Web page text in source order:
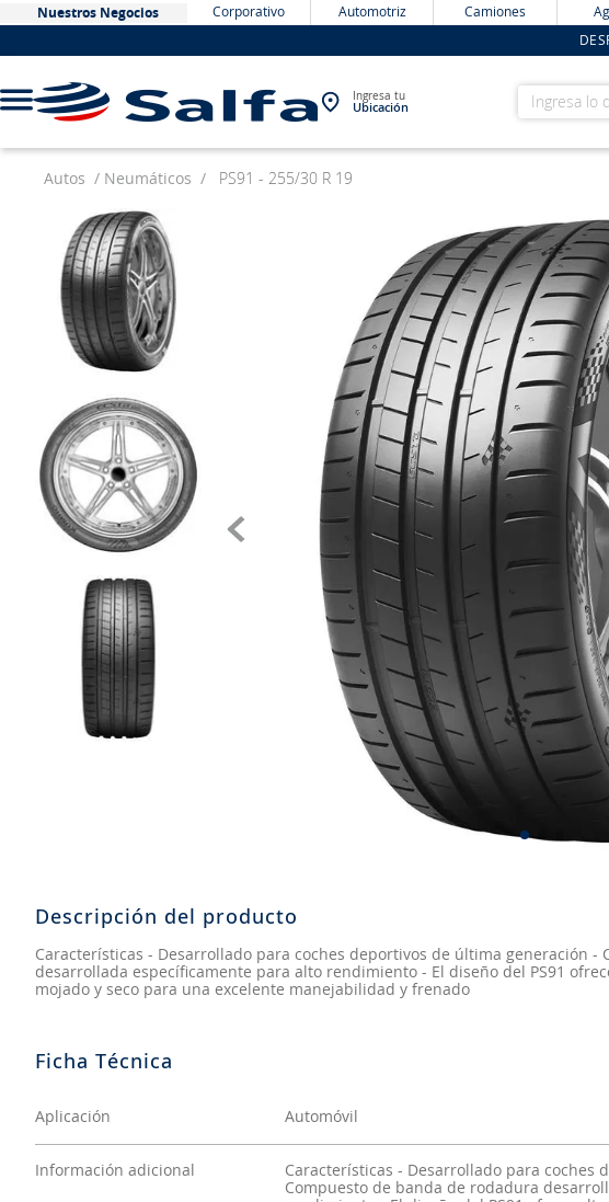
Nuestros Negocios Corporativo Automotriz Camiones
Ingresa tu
Ubicación
Ingresa lo
Autos Neumáticos PS91 - 255/30 R 19
Descripción del producto
Características - Desarrollado para coches deportivos de última generación -
desarrollada específicamente para alto rendimiento - El diseño del PS91
mojado y seco para una excelente manejabilidad y frenado
Aplicación Automóvil
Información adicional
Características - Desarrollado para coches
Compuesto de banda de rodadura
TÉRMINOS MÁS BUSCADOS
1.
bateria
2.
neumáticos
3
westlake
4.
yokohama
jockey
6.
215
7.
chevrolet
8.
john deere
.
aceite
. jockey john deere